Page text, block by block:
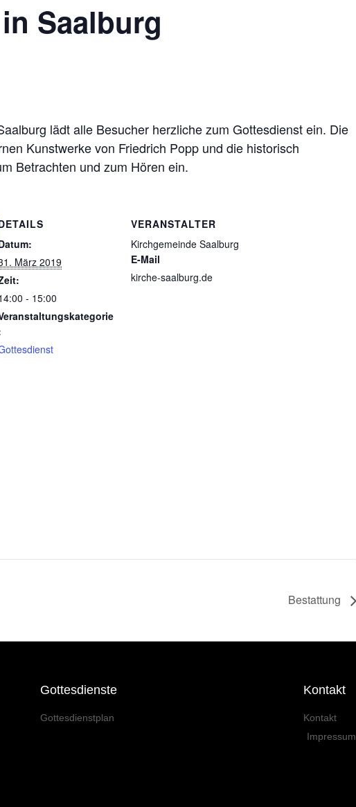
Saalburg
lädt alle Besucher herzliche zum Gottesdienst ein. Die
Kunstwerke von Friedrich Popp und die historisch
Betrachten und zum Hören ein.
März 2019
- 15:00
VERANSTALTER
Kirchgemeinde Saalburg
E-Mail
kirche-saalburg.de
Bestattung
Gottesdienste
Gottesdienstplan
Kontakt
Kontakt
Impressum